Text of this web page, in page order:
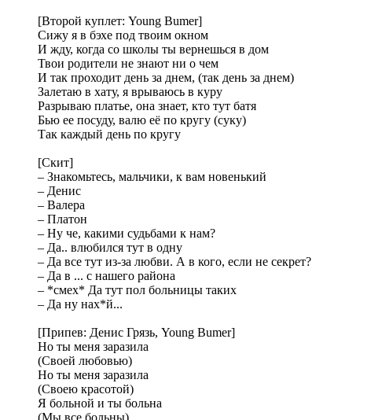
[Второй куплет: Young Bumer]
Сижу я в бэхе под твоим окном
И жду, когда со школы ты вернешься в дом
Твои родители не знают ни о чем
И так проходит день за днем, (так день за днем)
Залетаю в хату, я врываюсь в куру
Разрываю платье, она знает, кто тут батя
Бью ее посуду, валю её по кругу (суку)
Так каждый день по кругу
[Скит]
– Знакомьтесь, мальчики, к вам новенький
– Денис
– Валера
– Платон
– Ну че, какими судьбами к нам?
– Да.. влюбился тут в одну
– Да все тут из-за любви. А в кого, если не секрет?
– Да в ... с нашего района
– *смех* Да тут пол больницы таких
– Да ну нах*й...
[Припев: Денис Грязь, Young Bumer]
Но ты меня заразила
(Своей любовью)
Но ты меня заразила
(Своею красотой)
Я больной и ты больна
(Мы все больны)